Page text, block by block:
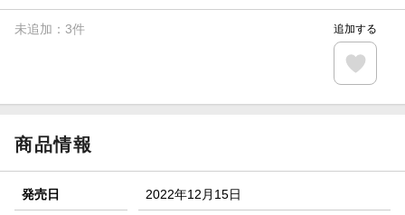
未追加： 3件 追加する
商品情報
発売日 2022年12月15日